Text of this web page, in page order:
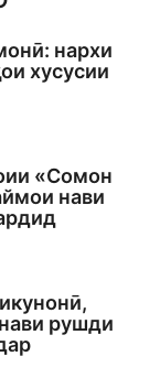
нархи
хусусии
«Сомон
нави
рушди